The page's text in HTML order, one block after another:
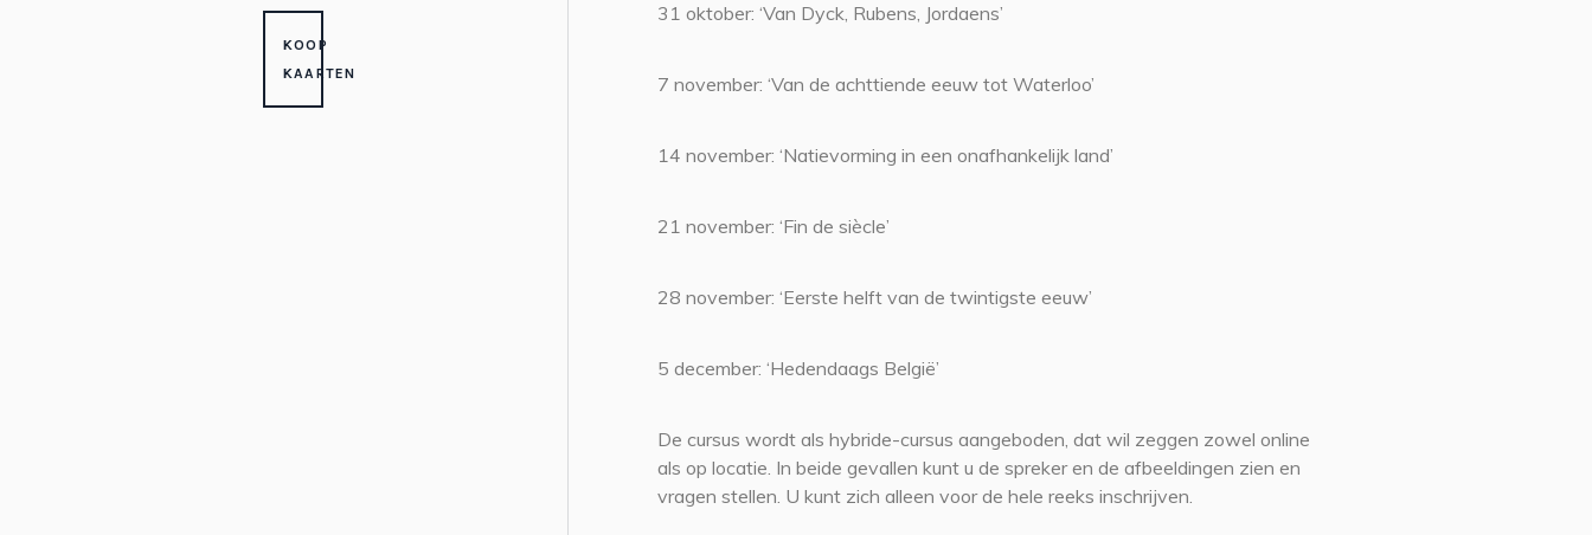
KOOP
KAARTEN
31 oktober: ‘Van Dyck, Rubens, Jordaens’
7 november: ‘Van de achttiende eeuw tot Waterloo’
14 november: ‘Natievorming in een onafhankelijk land’
21 november: ‘Fin de siècle’
28 november: ‘Eerste helft van de twintigste eeuw’
5 december: ‘Hedendaags België’
De cursus wordt als hybride-cursus aangeboden, dat wil zeggen zowel online
als op locatie. In beide gevallen kunt u de spreker en de afbeeldingen zien en
vragen stellen. U kunt zich alleen voor de hele reeks inschrijven.